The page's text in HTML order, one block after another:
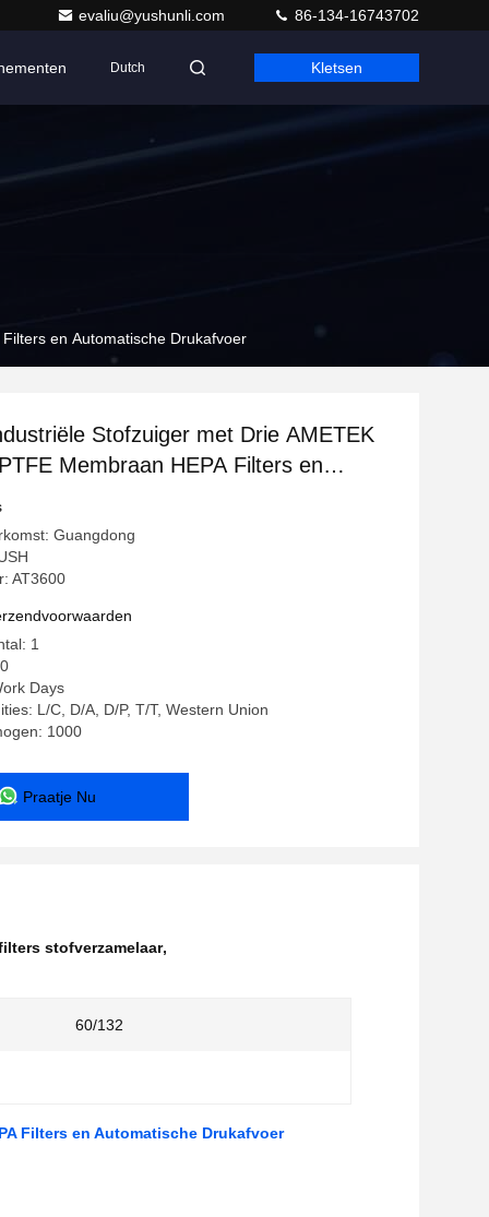
evaliu@yushunli.com 86-134-16743702
Dutch Kletsen
en Automatische Drukafvoer
Stofzuiger met Drie AMETEK
Membraan HEPA Filters en
Guangdong
AT3600
1
Days
L/C, D/A, D/P, T/T, Western Union
1000
Praatje Nu
stofverzamelaar,
60/132
Filters en Automatische Drukafvoer